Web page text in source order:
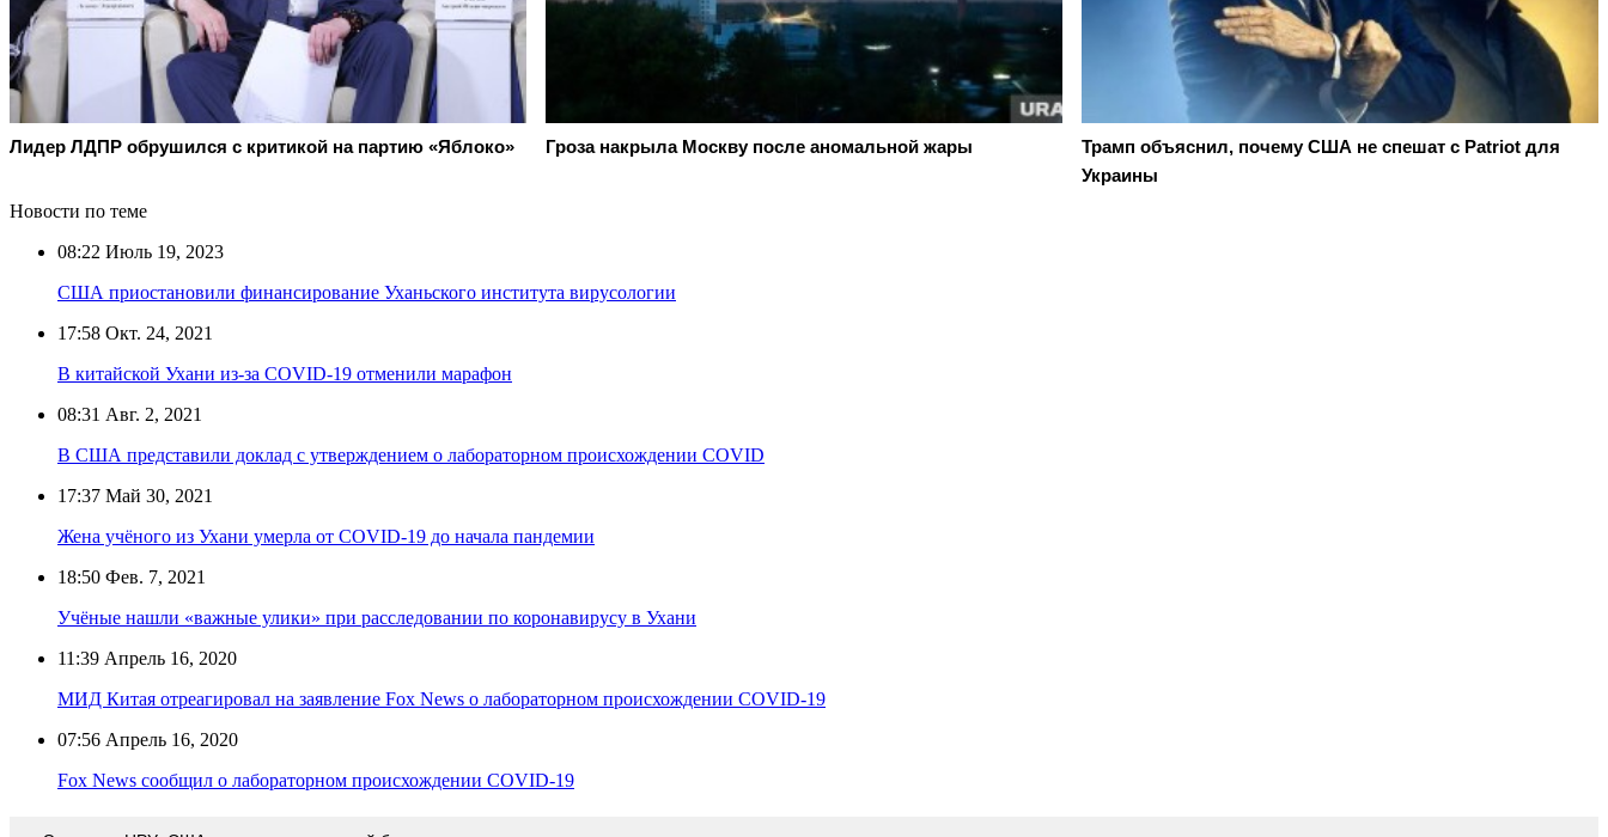
Лидер ЛДПР обрушился с критикой на партию «Яблоко» Гроза накрыла Москву после аномальной жары
Трамп объяснил, почему США не спешат с Patriot для
Украины
Новости по теме
08:22 Июль 19, 2023
США приостановили финансирование Уханьского института вирусологии
17:58 Окт. 24, 2021
В китайской Ухани из-за COVID-19 отменили марафон
08:31 Авг. 2, 2021
В США представили доклад с утверждением о лабораторном происхождении COVID
17:37 Май 30, 2021
Жена учёного из Ухани умерла от COVID-19 до начала пандемии
18:50 Фев. 7, 2021
Учёные нашли «важные улики» при расследовании по коронавирусу в Ухани
11:39 Апрель 16, 2020
МИД Китая отреагировал на заявление Fox News о лабораторном происхождении COVID-19
07:56 Апрель 16, 2020
Fox News сообщил о лабораторном происхождении COVID-19